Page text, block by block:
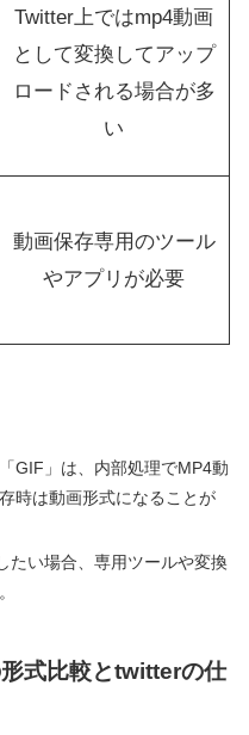
Twitter上ではmp4動画
として変換してアップ
ロードされる場合が多
い
動画保存専用のツール
やアプリが必要
GIF」は、内部処理でMP4動
時は動画形式になることが
たい場合、専用ツールや変換
式比較とtwitterの仕